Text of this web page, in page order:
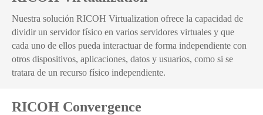
Nuestra solución RICOH Virtualization ofrece la capacidad de
dividir un servidor físico en varios servidores virtuales y que
cada uno de ellos pueda interactuar de forma independiente con
otros dispositivos, aplicaciones, datos y usuarios, como si se
tratara de un recurso físico independiente.
RICOH Convergence